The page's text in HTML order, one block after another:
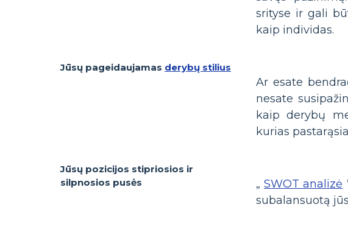
srityse ir gali
kaip individas.
Jūsų pageidaujamas derybų stilius
Ar esate
nesate
kaip derybų
kurias
Jūsų pozicijos stipriosios ir
silpnosios pusės
„SWOT analizė
subalansuotą